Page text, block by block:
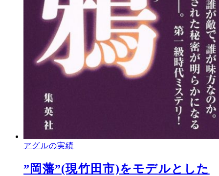
アグルの実績
”岡藩”(現竹田市)をモデルとした